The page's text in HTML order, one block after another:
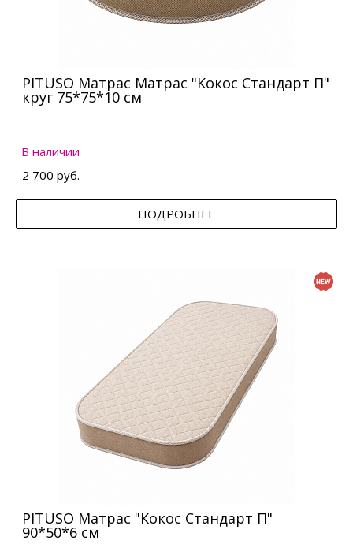
PITUSO Матрас Матрас "Кокос Стандарт П"
круг 75*75*10 см
В наличии
2 700 руб.
ПОДРОБНЕЕ
PITUSO Матрас "Кокос Стандарт П"
90*50*6 см